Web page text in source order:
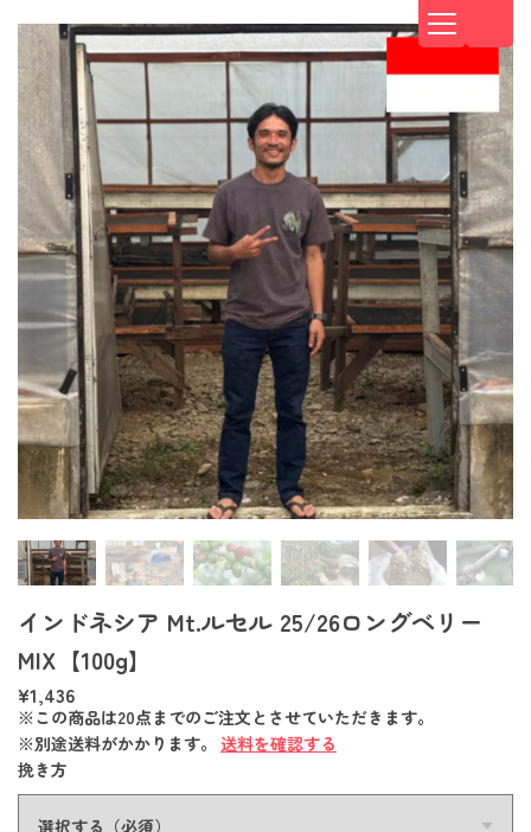
インドネシア Mt.ルセル 25/26ロングベリー
MIX【100g】
¥1,436
※この商品は20点までのご注文とさせていただきます。
※別途送料がかかります。 送料を確認する
挽き方